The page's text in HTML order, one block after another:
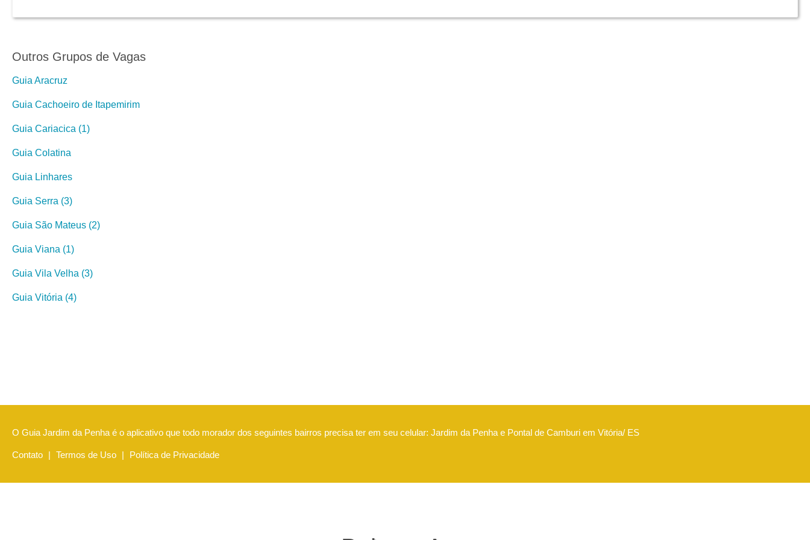
Outros Grupos de Vagas
Guia Aracruz
Guia Cachoeiro de Itapemirim
Guia Cariacica (1)
Guia Colatina
Guia Linhares
Guia Serra (3)
Guia São Mateus (2)
Guia Viana (1)
Guia Vila Velha (3)
Guia Vitória (4)
O Guia Jardim da Penha é o aplicativo que todo morador dos seguintes bairros precisa ter em seu celular: Jardim da Penha e Pontal de Camburi em Vitória/ ES
Contato | Termos de Uso | Política de Privacidade